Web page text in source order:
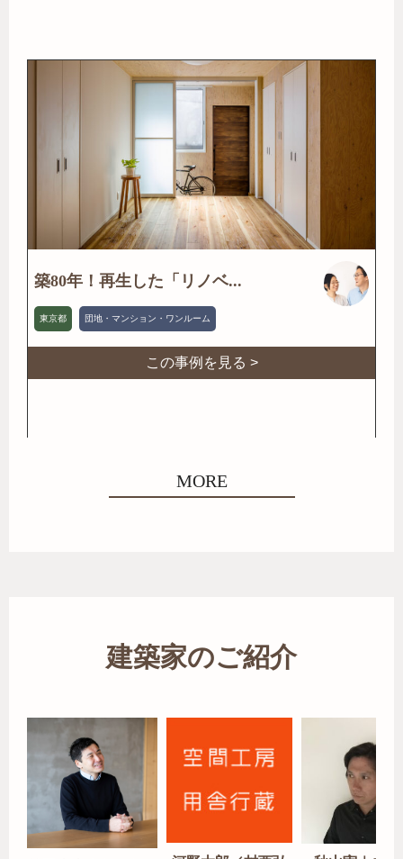
築80年！再生した「リノベ...
東京都 団地・マンション・ワンルーム
この事例を見る >
MORE
建築家のご紹介